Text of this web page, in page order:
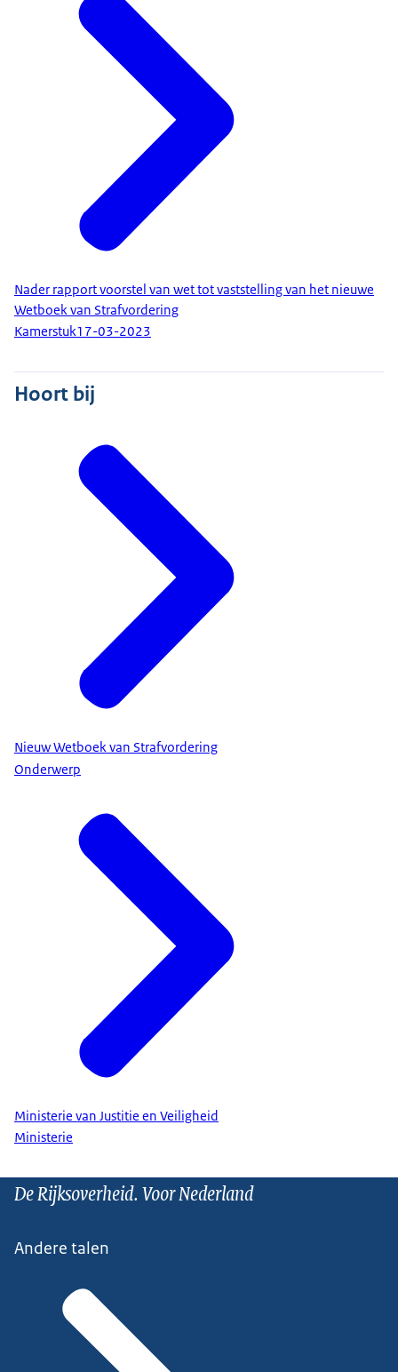
Nader rapport voorstel van wet tot vaststelling van het nieuwe
Wetboek van Strafvordering
Kamerstuk17-03-2023
Hoort bij
Nieuw Wetboek van Strafvordering
Onderwerp
Ministerie van Justitie en Veiligheid
Ministerie
De Rijksoverheid. Voor Nederland
Andere talen